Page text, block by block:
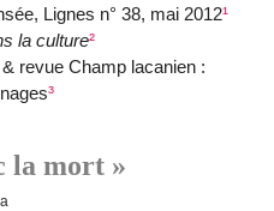
Lignes n° 38, mai 2012¹
la culture²
revue Champ lacanien :
³
la mort »